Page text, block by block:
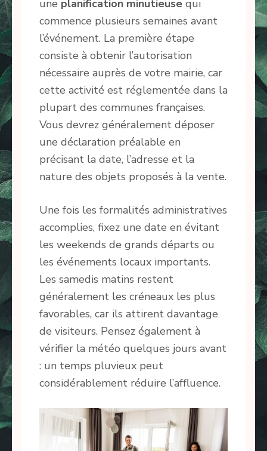
une planification minutieuse qui
commence plusieurs semaines avant
l’événement. La première étape
consiste à obtenir l’autorisation
nécessaire auprès de votre mairie, car
cette activité est réglementée dans la
plupart des communes françaises.
Vous devrez généralement déposer
une déclaration préalable en
précisant la date, l’adresse et la
nature des objets proposés à la vente.
Une fois les formalités administratives
accomplies, fixez une date en évitant
les weekends de grands départs ou
les événements locaux importants.
Les samedis matins restent
généralement les créneaux les plus
favorables, car ils attirent davantage
de visiteurs. Pensez également à
vérifier la météo quelques jours avant
: un temps pluvieux peut
considérablement réduire l’affluence.